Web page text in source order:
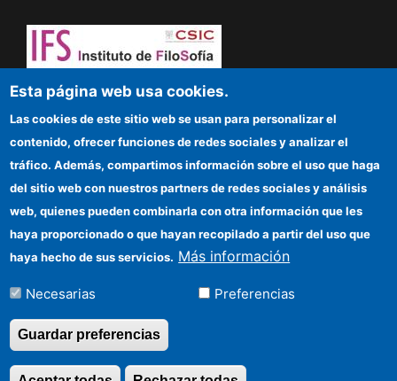
¡Atrévete a pensar! Sapere aude
IFS
Organismos financiadores
Cómo llegar
Información para proveedores
©Copyright 2026 Todos los derechos
Esta página web usa cookies.
Las cookies de este sitio web se usan para personalizar el
contenido, ofrecer funciones de redes sociales y analizar el
tráfico. Además, compartimos información sobre el uso que haga
del sitio web con nuestros partners de redes sociales y análisis
web, quienes pueden combinarla con otra información que les
haya proporcionado o que hayan recopilado a partir del uso que
haya hecho de sus servicios. Más información
Necesarias Preferencias
Guardar preferencias